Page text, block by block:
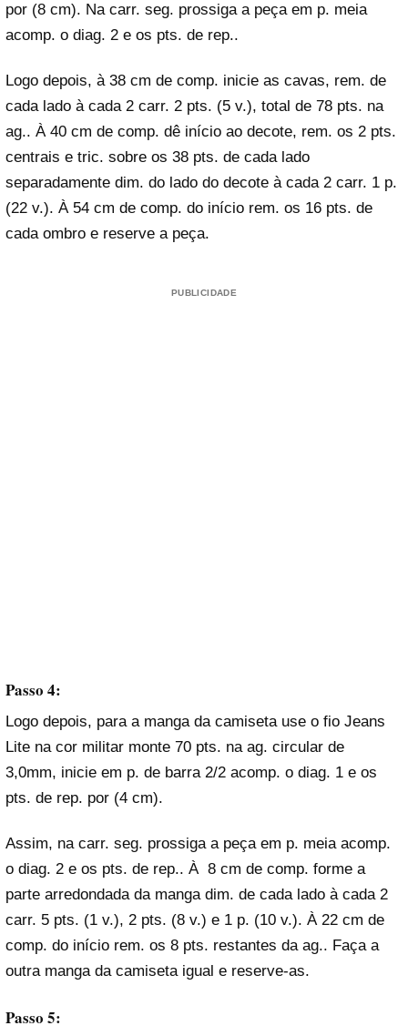
por (8 cm). Na carr. seg. prossiga a peça em p. meia
acomp. o diag. 2 e os pts. de rep..
Logo depois, à 38 cm de comp. inicie as cavas, rem. de
cada lado à cada 2 carr. 2 pts. (5 v.), total de 78 pts. na
ag.. À 40 cm de comp. dê início ao decote, rem. os 2 pts.
centrais e tric. sobre os 38 pts. de cada lado
separadamente dim. do lado do decote à cada 2 carr. 1 p.
(22 v.). À 54 cm de comp. do início rem. os 16 pts. de
cada ombro e reserve a peça.
PUBLICIDADE
Passo 4:
Logo depois, para a manga da camiseta use o fio Jeans
Lite na cor militar monte 70 pts. na ag. circular de
3,0mm, inicie em p. de barra 2/2 acomp. o diag. 1 e os
pts. de rep. por (4 cm).
Assim, na carr. seg. prossiga a peça em p. meia acomp.
o diag. 2 e os pts. de rep.. À 8 cm de comp. forme a
parte arredondada da manga dim. de cada lado à cada 2
carr. 5 pts. (1 v.), 2 pts. (8 v.) e 1 p. (10 v.). À 22 cm de
comp. do início rem. os 8 pts. restantes da ag.. Faça a
outra manga da camiseta igual e reserve-as.
Passo 5: